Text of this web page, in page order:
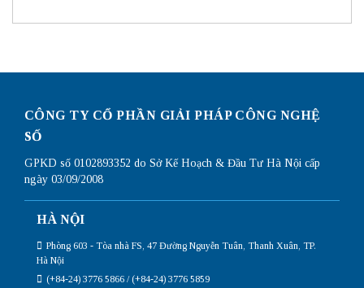
tra
nhất
CÔNG TY CỔ PHẦN GIẢI PHÁP CÔNG NGHỆ
SỐ
GPKD số 0102893352 do Sở Kế Hoạch & Đầu Tư Hà Nội cấp
ngày 03/09/2008
HÀ NỘI
Phòng 603 - Tòa nhà FS, 47 Đường Nguyễn Tuân, Thanh Xuân, TP.
Hà Nội
(+84-24) 3776 5866 / (+84-24) 3776 5859